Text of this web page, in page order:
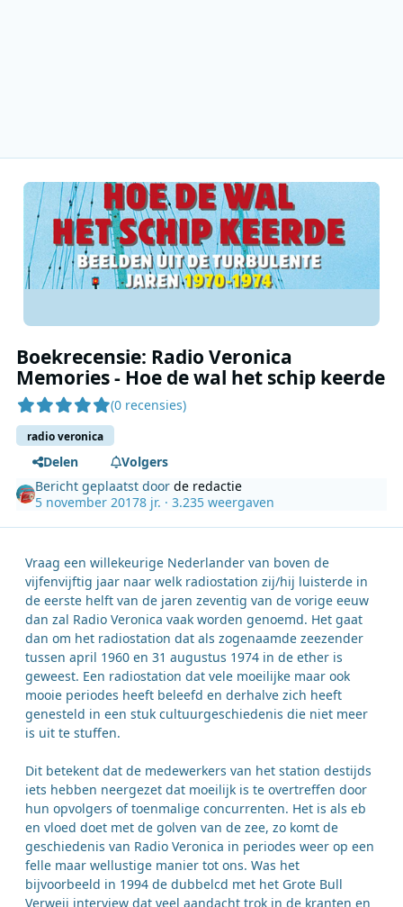
Boekrecensie: Radio Veronica
Memories - Hoe de wal het schip keerde
(0 recensies)
radio veronica
Delen
Volgers
Bericht geplaatst doorde redactie
5 november 20178 jr. · 3.235 weergaven
Vraag een willekeurige Nederlander van boven de
vijfenvijftig jaar naar welk radiostation zij/hij luisterde in
de eerste helft van de jaren zeventig van de vorige eeuw
dan zal Radio Veronica vaak worden genoemd. Het gaat
dan om het radiostation dat als zogenaamde zeezender
tussen april 1960 en 31 augustus 1974 in de ether is
geweest. Een radiostation dat vele moeilijke maar ook
mooie periodes heeft beleefd en derhalve zich heeft
genesteld in een stuk cultuurgeschiedenis die niet meer
is uit te stuffen.
Dit betekent dat de medewerkers van het station destijds
iets hebben neergezet dat moeilijk is te overtreffen door
hun opvolgers of toenmalige concurrenten. Het is als eb
en vloed doet met de golven van de zee, zo komt de
geschiedenis van Radio Veronica in periodes weer op een
felle maar wellustige manier tot ons. Was het
bijvoorbeeld in 1994 de dubbelcd met het Grote Bull
Verweij interview dat veel aandacht trok in de kranten en